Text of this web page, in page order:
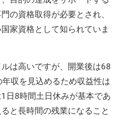
の資格取得が必要とされ、
家資格として知られていま
は高いですが、開業後は68
収を見込めるため収益性は
日8時間土日休みが基本であ
と長時間の残業になること